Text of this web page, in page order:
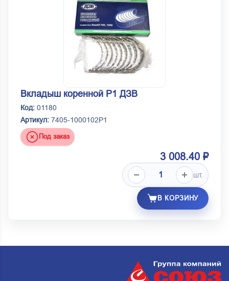
Вкладыш коренной Р1 ДЗВ
Код: 01180
Артикул: 7405-1000102Р1
Под заказ
3 008.40 ₽
шт.
В КОРЗИНУ